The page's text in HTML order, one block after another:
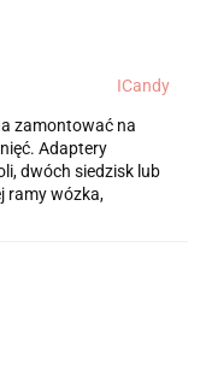
ICandy
zamontować na
Adaptery
dwóch siedzisk lub
ramy wózka,